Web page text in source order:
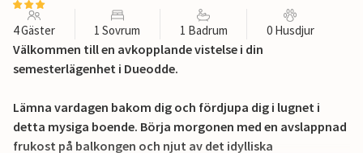
4 Gäster 1 Sovrum 1 Badrum 0 Husdjur
Välkommen till en avkopplande vistelse i din
semesterlägenhet i Dueodde.
Lämna vardagen bakom dig och fördjupa dig i lugnet i
detta mysiga boende. Börja morgonen med en avslappnad
frukost på balkongen och njut av det idylliska